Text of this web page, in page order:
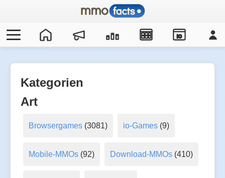
IO
Kategorien
Art
Browsergames(3081) io-Games (9)
Mobile-MMOs(92) Download-MMOs (410)